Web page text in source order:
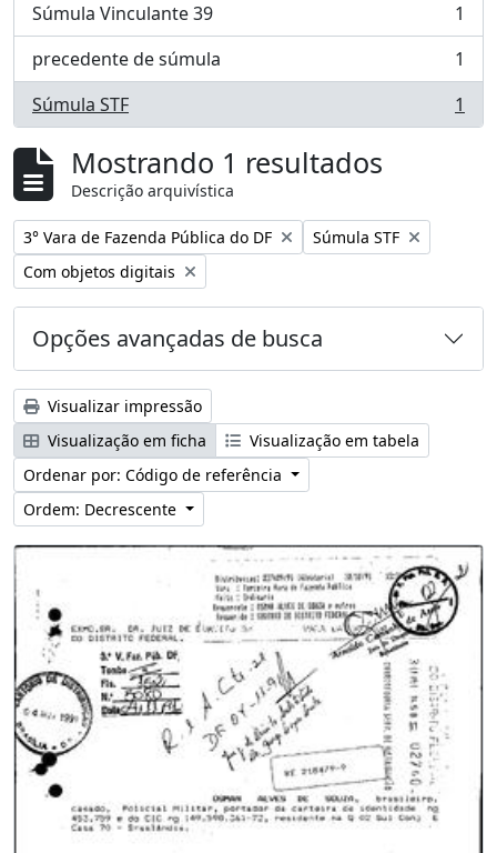
Súmula Vinculante 39
, 1 resultados
1
precedente de súmula
, 1 resultados
1
Súmula STF
, 1 resultados 1
Mostrando 1 resultados
Descrição arquivística
Remover filtro:
3° Vara de Fazenda Pública do DF Remover filtro:
Súmula STF
Remover filtro:
Com objetos digitais
Opções avançadas de busca
Visualizar impressão
Visualização em ficha
Visualização em tabela
Ordenar por: Código de referência
Ordem: Decrescente